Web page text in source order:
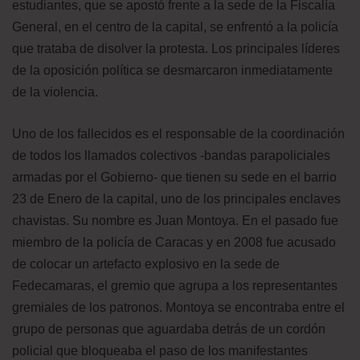
estudiantes, que se apostó frente a la sede de la Fiscalía
General, en el centro de la capital, se enfrentó a la policía
que trataba de disolver la protesta. Los principales líderes
de la oposición política se desmarcaron inmediatamente
de la violencia.
Uno de los fallecidos es el responsable de la coordinación
de todos los llamados colectivos -bandas parapoliciales
armadas por el Gobierno- que tienen su sede en el barrio
23 de Enero de la capital, uno de los principales enclaves
chavistas. Su nombre es Juan Montoya. En el pasado fue
miembro de la policía de Caracas y en 2008 fue acusado
de colocar un artefacto explosivo en la sede de
Fedecamaras, el gremio que agrupa a los representantes
gremiales de los patronos. Montoya se encontraba entre el
grupo de personas que aguardaba detrás de un cordón
policial que bloqueaba el paso de los manifestantes